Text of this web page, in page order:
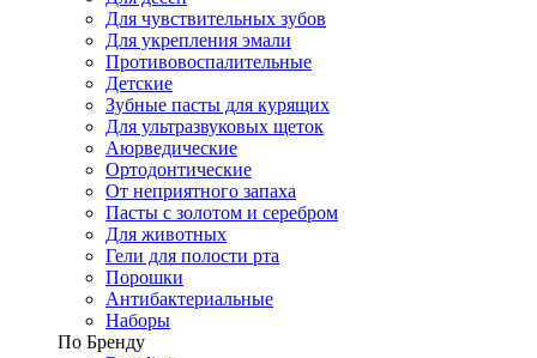
Для чувствительных зубов
Для укрепления эмали
Противовоспалительные
Детские
Зубные пасты для курящих
Для ультразвуковых щеток
Аюрведические
Ортодонтические
От неприятного запаха
Пасты с золотом и серебром
Для животных
Гели для полости рта
Порошки
Антибактериальные
Наборы
По Бренду